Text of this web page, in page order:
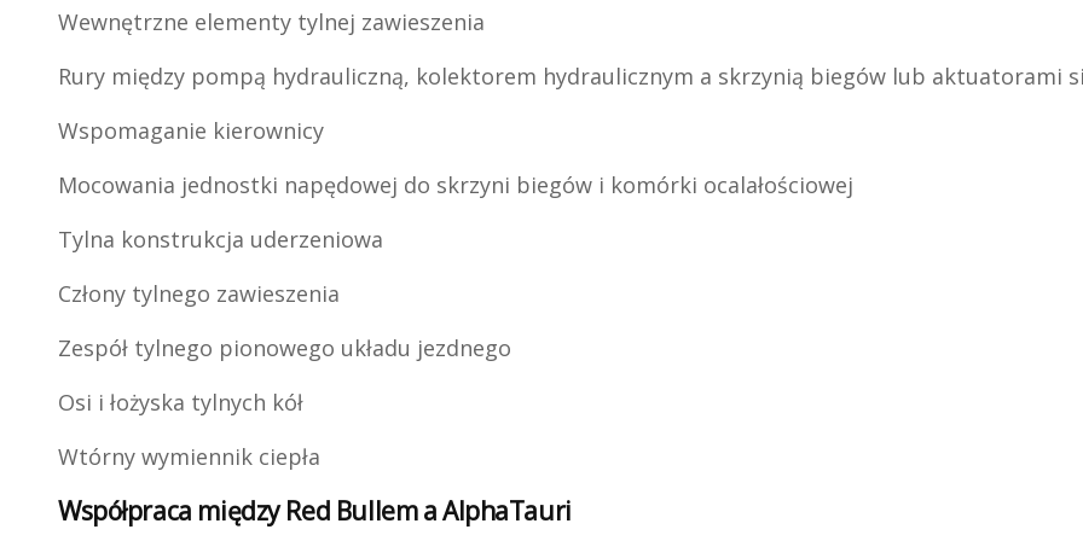
Wewnętrzne elementy tylnej zawieszenia
Rury między pompą hydrauliczną, kolektorem hydraulicznym a skrzynią biegów lub aktuatorami
Wspomaganie kierownicy
Mocowania jednostki napędowej do skrzyni biegów i komórki ocalałościowej
Tylna konstrukcja uderzeniowa
Człony tylnego zawieszenia
Zespół tylnego pionowego układu jezdnego
Osi i łożyska tylnych kół
Wtórny wymiennik ciepła
Współpraca między Red Bullem a AlphaTauri